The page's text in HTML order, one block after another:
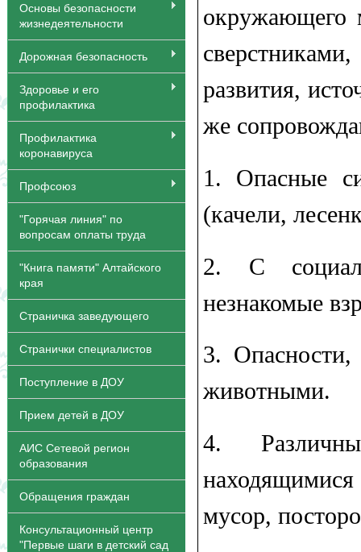
Основы безопасности
жизнедеятельности
Дорожная безопасность
Здоровье и его
профилактика
Профилактика
коронавируса
Профсоюз
"Горячая линия" по
вопросам оплаты труда
"Книга памяти" Алтайского
края
Страничка заведующего
Странички специалистов
Поступление в ДОУ
Прием детей в ДОУ
АИС Сетевой регион
образования
Обращения граждан
Консультационный центр
"Первые шаги в детский сад
окружающего
развития,
же
1.​ Опасные
(качели,
2.​ С
незнакомые
3.​
животными.
4.​
мусор,